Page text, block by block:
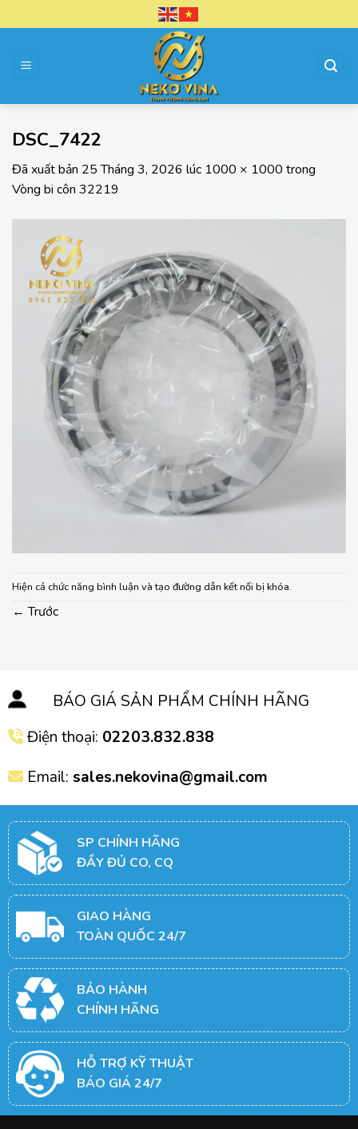
đến
dung
DSC_7422
Đã xuất bản 25 Tháng 3, 2026 lúc 1000 × 1000 trong
Vòng bi côn 32219
Hiện cả chức năng bình luận và tạo đường dẫn kết nối bị khóa.
← Trước
BÁO GIÁ SẢN PHẨM CHÍNH HÃNG
Điện thoại: 02203.832.838
Email: sales.nekovina@gmail.com
SP CHÍNH HÃNG
ĐẦY ĐỦ CO, CQ
GIAO HÀNG
TOÀN QUỐC 24/7
BẢO HÀNH
CHÍNH HÃNG
HỖ TRỢ KỸ THUẬT
BÁO GIÁ 24/7